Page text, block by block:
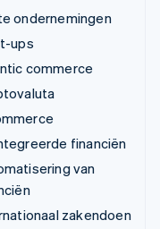
ondernemingen
ups
commerce
financiën
van
zakendoen